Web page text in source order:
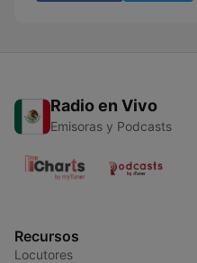
Radio en Vivo
Emisoras y Podcasts
Recursos
Locutores